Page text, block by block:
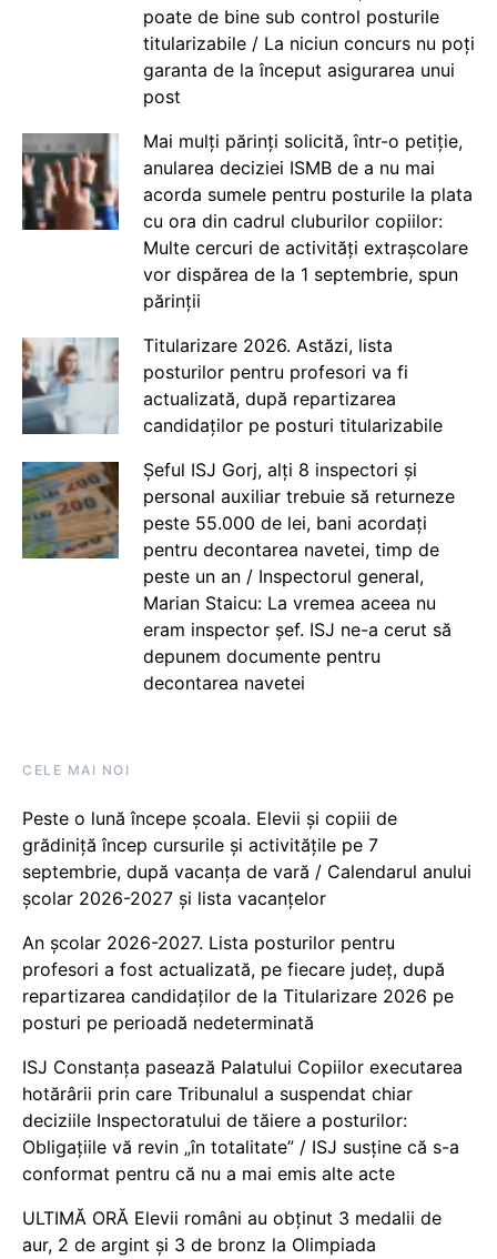
poate de bine sub control posturile
titularizabile / La niciun concurs nu poți
garanta de la început asigurarea unui
post
Mai mulți părinți solicită, într-o petiție,
anularea deciziei ISMB de a nu mai
acorda sumele pentru posturile la plata
cu ora din cadrul cluburilor copiilor:
Multe cercuri de activități extrașcolare
vor dispărea de la 1 septembrie, spun
părinții
Titularizare 2026. Astăzi, lista
posturilor pentru profesori va fi
actualizată, după repartizarea
candidaților pe posturi titularizabile
Șeful ISJ Gorj, alți 8 inspectori și
personal auxiliar trebuie să returneze
peste 55.000 de lei, bani acordați
pentru decontarea navetei, timp de
peste un an / Inspectorul general,
Marian Staicu: La vremea aceea nu
eram inspector șef. ISJ ne-a cerut să
depunem documente pentru
decontarea navetei
CELE MAI NOI
Peste o lună începe școala. Elevii și copiii de
grădiniță încep cursurile și activitățile pe 7
septembrie, după vacanța de vară / Calendarul anului
școlar 2026-2027 și lista vacanțelor
An școlar 2026-2027. Lista posturilor pentru
profesori a fost actualizată, pe fiecare județ, după
repartizarea candidaților de la Titularizare 2026 pe
posturi pe perioadă nedeterminată
ISJ Constanța pasează Palatului Copiilor executarea
hotărârii prin care Tribunalul a suspendat chiar
deciziile Inspectoratului de tăiere a posturilor:
Obligațiile vă revin „în totalitate” / ISJ susține că s-a
conformat pentru că nu a mai emis alte acte
ULTIMĂ ORĂ Elevii români au obținut 3 medalii de
aur, 2 de argint și 3 de bronz la Olimpiada